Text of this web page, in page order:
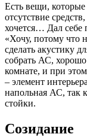
Есть вещи, которые
отсутствие
хочется… Дал
«Хочу, потому что
сделать акустику
собрать АС,
комнате, и при
– элемент
напольная АС, так
стойки.
Созидание